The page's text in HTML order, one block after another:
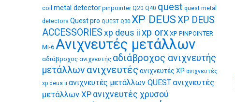
coil metal detector pinpointer Q20 Q40 quest quest metal
detectors Quest pro QUEST Q30 XP DEUSXP DEUS
ACCESSORIES xp deus ii xp orx XP PINPOINTER
MI-6 Ανιχνευτές μετάλλων
αδιάβροχος ανιχνευτής αδιάβροχος ανιχνευτής
μετάλλων ανιχνευτές ανιχνευτές XP ανιχνευτές
xp deus ii ανιχνευτές μετάλλων QUEST ανιχνευτές
μετάλλων XP ανιχνευτές χρυσού